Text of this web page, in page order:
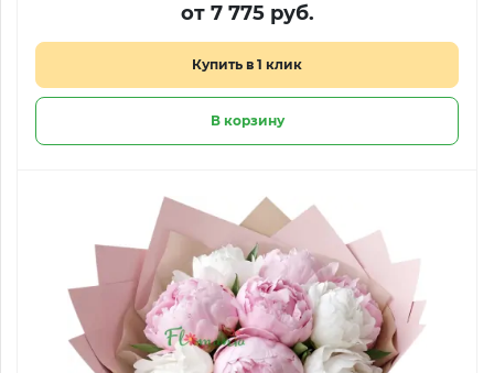
от 7 775 руб.
Купить в 1 клик
В корзину